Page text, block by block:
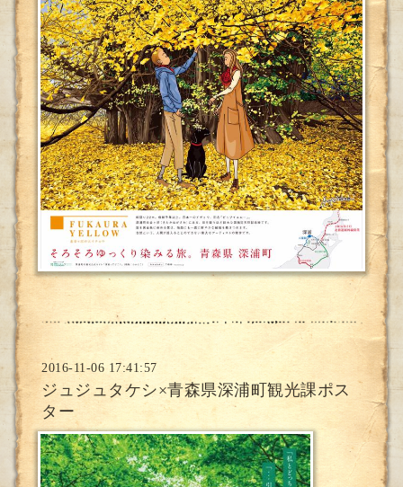
2016-11-06 17:41:57
ジュジュタケシ×青森県深浦町観光課ポス
ター